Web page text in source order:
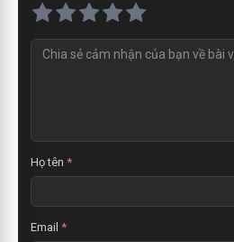
Họ tên *
Email *